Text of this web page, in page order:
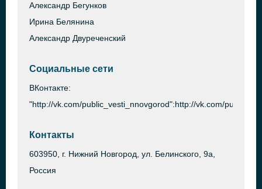
Александр Бегунков
Ирина Белянина
Александр Двуреченский
Социальные сети
ВКонтакте:
"http://vk.com/public_vesti_nnovgorod":http://vk.com/
Контакты
603950, г. Нижний Новгород, ул. Белинского, 9а,
Россия